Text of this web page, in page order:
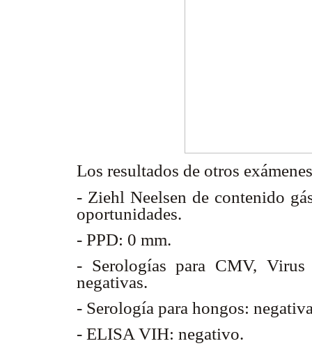
Los resultados de otros
- Ziehl Neelsen de contenido
oportunidades.
- PPD: 0 mm.
- Serologías para CMV,
negativas.
- Serología para hongos:
- ELISA VIH: negativo.